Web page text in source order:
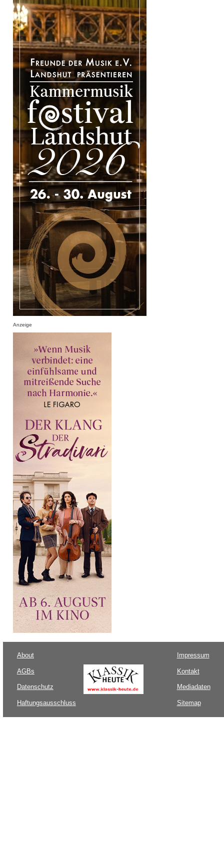
Anzeige
About
AGBs
Datenschutz
Haftungsausschluss
Impressum
Kontakt
Mediadaten
Sitemap